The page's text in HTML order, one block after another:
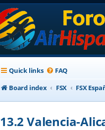
Quick links FAQ
Board index
FSX FSX
13.2 Valencia-